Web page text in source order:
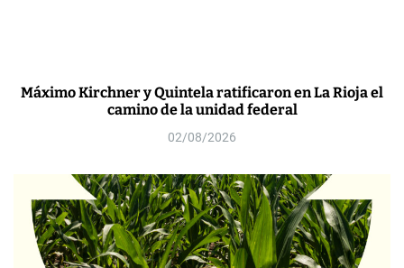
Máximo Kirchner y Quintela ratificaron en La Rioja el
camino de la unidad federal
02/08/2026